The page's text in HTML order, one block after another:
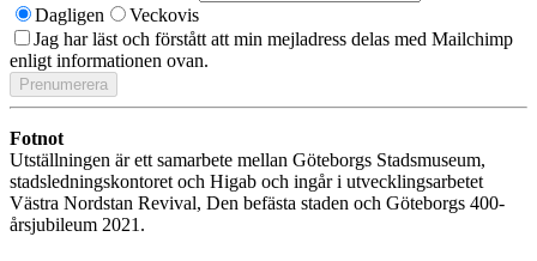
Dagligen
Veckovis
Jag har läst och förstått att min mejladress delas med Mailchimp
enligt informationen ovan.
Fotnot
Utställningen är ett samarbete mellan Göteborgs Stadsmuseum,
stadsledningskontoret och Higab och ingår i utvecklingsarbetet
Västra Nordstan Revival, Den befästa staden och Göteborgs 400-
årsjubileum 2021.